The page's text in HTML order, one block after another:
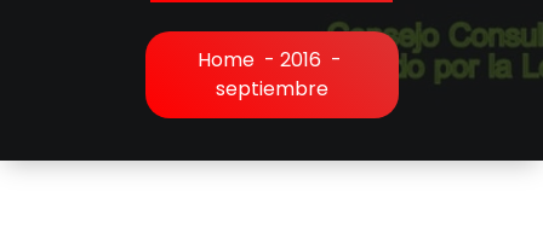
Home- 2016 -
septiembre